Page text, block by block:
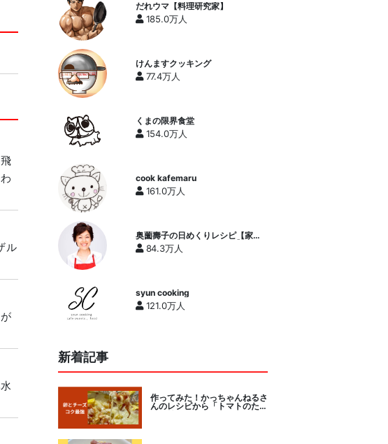
ル
だれウマ【料理研究家】
185.0万人
けんますクッキング
77.4万人
くまの限界食堂
154.0万人
cook kafemaru
161.0万人
奥薗壽子の日めくりレシピ【家庭
料理研究家公式チャンネル】
84.3万人
syun cooking
121.0万人
新着記事
作ってみた！かっちゃんねるさ
んのレシピから「トマトのたま